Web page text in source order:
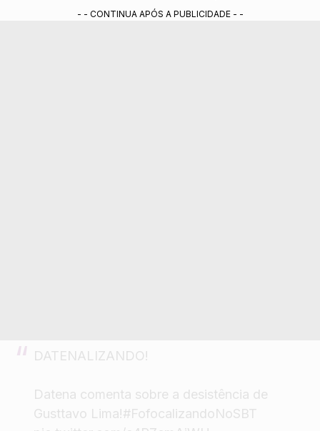
- - CONTINUA APÓS A PUBLICIDADE - -
DATENALIZANDO!
Datena comenta sobre a desistência de
Gusttavo Lima!#FofocalizandoNoSBT